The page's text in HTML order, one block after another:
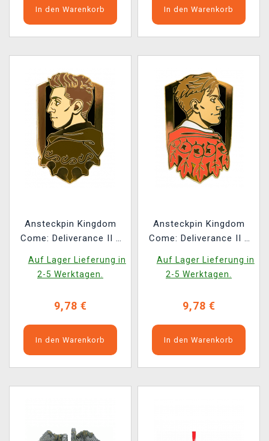
In den Warenkorb In den Warenkorb
Ansteckpin Kingdom
Come: Deliverance II -
Auf Lager Lieferung in
2-5 Werktagen.
9,78 €
In den Warenkorb
Ansteckpin Kingdom
Come: Deliverance II -
Auf Lager Lieferung in
2-5 Werktagen.
9,78 €
In den Warenkorb